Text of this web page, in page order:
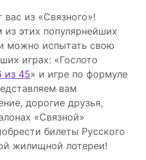
из «Связного»!
этих популярнейших
можно испытать свою
играх: «Гослото
из 45» и игре по формуле
вам
дорогие друзья,
«Связной»
билеты Русского
жилищной лотереи!